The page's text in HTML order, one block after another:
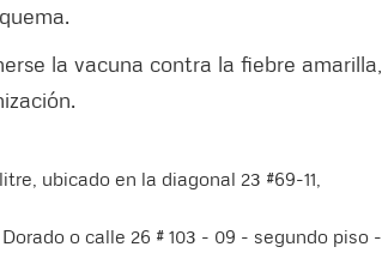
la vacuna contra la fiebre amarilla,
ubicado en la diagonal 23 #69-11,
o calle 26 # 103 - 09 - segundo piso -